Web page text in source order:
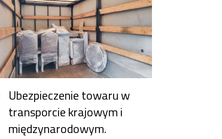
Ubezpieczenie towaru w
transporcie krajowym i
międzynarodowym.